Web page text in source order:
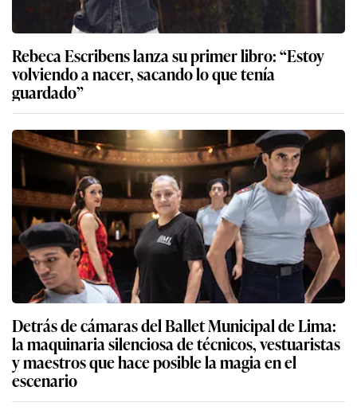
Rebeca Escribens lanza su primer libro: “Estoy
volviendo a nacer, sacando lo que tenía
guardado”
Detrás de cámaras del Ballet Municipal de Lima:
la maquinaria silenciosa de técnicos, vestuaristas
y maestros que hace posible la magia en el
escenario